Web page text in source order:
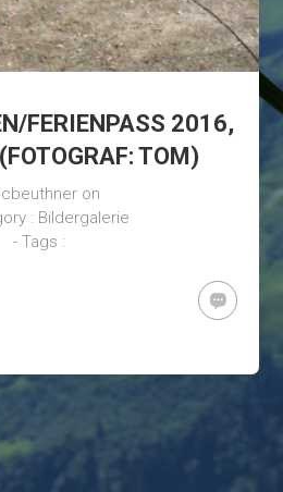
FERIENPASS 2016,
TOM)
cbeuthneron
: Bildergalerie
- Tags :